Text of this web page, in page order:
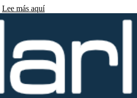
Lee más aquí